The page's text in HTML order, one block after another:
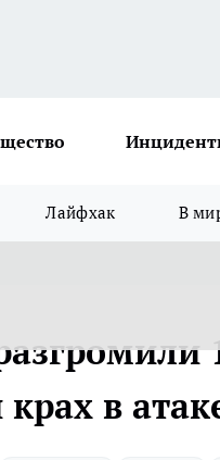
Лайфхак В
в